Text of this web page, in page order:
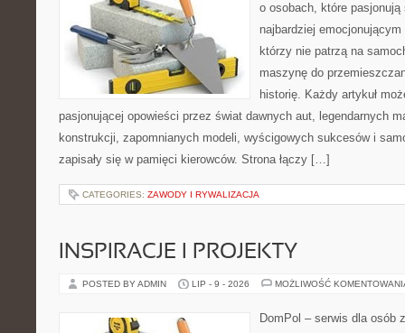
o osobach, które
najbardziej
którzy nie patrzą na
maszynę do
historię. Każdy artykuł
pasjonującej opowieści przez świat dawnych aut, legendarnych
konstrukcji, zapomnianych modeli, wyścigowych sukcesów i
zapisały się w pamięci kierowców. Strona łączy […]
CATEGORIES: ZAWODY I RYWALIZACJA
INSPIRACJE I PROJEKTY
POSTED BY ADMIN LIP - 9 - 2026 MOŻLIWOŚĆ
DomPol – serwis dla osób